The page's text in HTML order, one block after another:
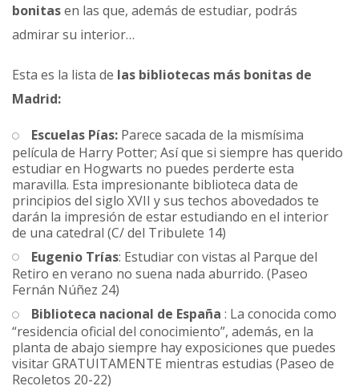
bonitasen las que, además de estudiar, podrás
admirar su interior…
Esta es la lista de las bibliotecas más bonitas de
Madrid:
Escuelas Pías: Parece sacada de la mismísima
película de Harry Potter; Así que si siempre has querido
estudiar en Hogwarts no puedes perderte esta
maravilla. Esta impresionante biblioteca data de
principios del siglo XVII y sus techos abovedados te
darán la impresión de estar estudiando en el interior
de una catedral (C/ del Tribulete 14)
Eugenio Trías: Estudiar con vistas al Parque del
Retiro en verano no suena nada aburrido. (Paseo
Fernán Núñez 24)
Biblioteca nacional de España : La conocida como
“residencia oficial del conocimiento”, además, en la
planta de abajo siempre hay exposiciones que puedes
visitar GRATUITAMENTE mientras estudias (Paseo de
Recoletos 20-22)